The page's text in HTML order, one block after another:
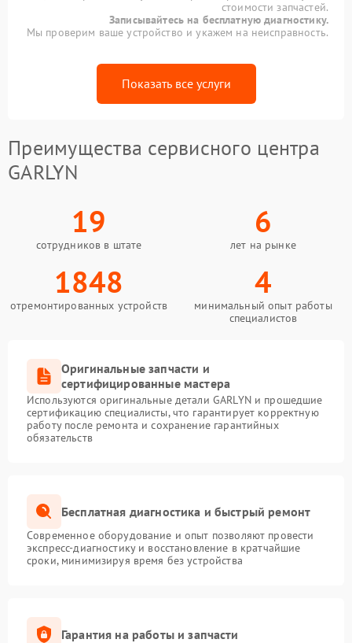
стоимости запчастей.
Записывайтесь на бесплатную диагностику.
Мы проверим ваше устройство и укажем на неисправность.
Показать все услуги
Преимущества сервисного центра
GARLYN
19
сотрудников в штате
6
лет на рынке
1848
отремонтированных устройств
4
минимальный опыт работы
специалистов
Оригинальные запчасти и
сертифицированные мастера
Используются оригинальные детали GARLYN и прошедшие
сертификацию специалисты, что гарантирует корректную
работу после ремонта и сохранение гарантийных
обязательств
Бесплатная диагностика и быстрый ремонт
Современное оборудование и опыт позволяют провести
экспресс-диагностику и восстановление в кратчайшие
сроки, минимизируя время без устройства
Гарантия на работы и запчасти